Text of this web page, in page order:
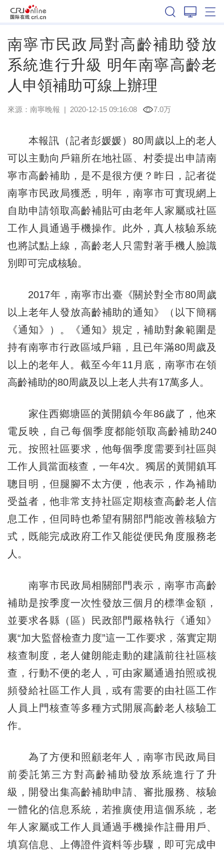
南寧市民政局對高齡補助發放
系統進行升級 明年南寧高齡老
人申領補助可線上辦理
來源： 南寧晚報 | 2020-12-15 09:16:08 7.0万
本報訊（記者彭媛媛）80周歲以上的老人
可以主動向戶籍所在地社區、村委提出申請南
寧市高齡補助，是不是很方便？昨日，記者從
南寧市民政局獲悉，明年，南寧市可實現網上
自助申請領取高齡補貼可由老年人家屬或社區
工作人員通過手機操作。此外，真人核驗系統
也將試點上線，高齡老人只需對著手機人臉識
別即可完成核驗。
2017年，南寧市出臺《關於對全市80周歲
以上老年人發放高齡補助的通知》（以下簡稱
《通知》）。《通知》規定，補助對象範圍是
持有南寧市行政區域戶籍，且已年滿80周歲及
以上的老年人。截至今年11月底，南寧市在領
高齡補助的80周歲及以上老人共有17萬多人。
家住西鄉塘區的黃開鎮今年86歲了，他來
電反映，自己每個季度都能領取高齡補助240
元。按照社區要求，他每個季度需要到社區與
工作人員當面核查，一年4次。獨居的黃開鎮耳
聰目明，但腿腳不太方便，他表示，作為補助
受益者，他非常支持社區定期核查高齡老人信
息工作，但同時也希望有關部門能改善核驗方
式，既能完成政府工作又能從便民角度服務老
人。
南寧市民政局相關部門表示，南寧市高齡
補助是按季度一次性發放三個月的標準金額，
並要求各縣（區）民政部門嚴格執行《通知》
裏“加大監督檢查力度”這一工作要求，落實定期
核查制度，老人健朗能走動的建議前往社區核
查，行動不便的老人，可由家屬通過拍照或視
頻發給社區工作人員，或有需要的由社區工作
人員上門核查等多種方式開展高齡老人核驗工
作。
為了方便和照顧老年人，南寧市民政局目
前委託第三方對高齡補助發放系統進行了升
級，開發出集高齡補助申請、審批服務、核驗
一體化的信息系統，若推廣使用這個系統，老
年人家屬或工作人員通過手機操作註冊用戶、
填寫信息、上傳證件資料等步驟，即可完成申